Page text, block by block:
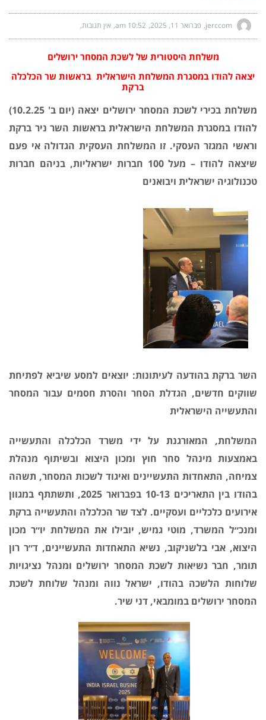
פברואר 11, 2025 10:52 am אין תגובות
משלחת היסטורית של לשכת המסחר ירושלים
יצאה להודו במסגרת המשלחת הישראלית בראשות שר הכלכלה
ברקת
משלחת בכירי לשכת המסחר ירושלים יצאה (יום ב' 10.2.25)
להודו במסגרת המשלחת הישראלית בראשות השר ניר ברקת
וראשי המגזר העסקי. זו המשלחת העסקית הגדולה אי פעם
שיצאה להודו – מעל 100 חברות ישראליות, בניהם חברות
טכנולוגיה ישראלית ויבואנים
השר ברקת בהודעה לעיתונות: יוצאים למסע שיביא לפתיחת
שווקים חדשים, הגדלת הסחר והסרת חסמים עבור המסחר
והתעשייה הישראלית
המשלחת, המאורגנת על ידי משרד הכלכלה והתעשייה
באמצעות מינהל סחר חוץ ומכון היצוא ובשיתוף מנהלת
צמיחה, התאחדות התעשיינים ואיגוד לשכות המסחר, תשהה
בהודו בין התאריכים 10-13 בפברואר 2025, ותשתתף במגוון
אירועים כלכליים ועסקיים. לצד שר הכלכלה והתעשייה ברקת
ומנכ״ל המשרד, מוטי גמיש, יובילו את המשלחת יו״ר מכון
היצוא, אבי בלשניקוב, נשיא התאחדות התעשיינים, ד״ר רון
תומר, חבר נשיאות לשכת המסחר ירושלים ומנהל נציגויות
שלוחות הלשכה בהודו, ישראל נווה ומנהל שלוחת לשכת
המסחר ירושלים במומבאי, דני שיר.